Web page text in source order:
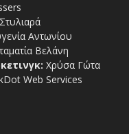
Αντωνίου
Βελάνη
Χρύσα Γώτα
Web Services